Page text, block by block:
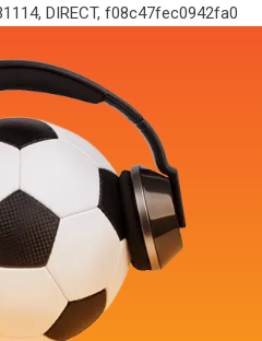
DIRECT, f08c47fec0942fa0